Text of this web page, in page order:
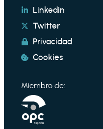
Linkedin
Twitter
Privacidad
Cookies
Miembro de: